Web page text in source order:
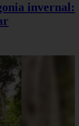
invernal: